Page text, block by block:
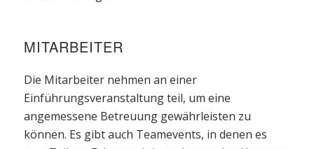
MITARBEITER
Die Mitarbeiter nehmen an einer
Einführungsveranstaltung teil, um eine
angemessene Betreuung gewährleisten zu
können. Es gibt auch Teamevents, in denen es